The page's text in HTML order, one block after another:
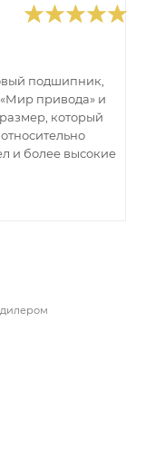
подшипник,
привода» и
который
и более высокие